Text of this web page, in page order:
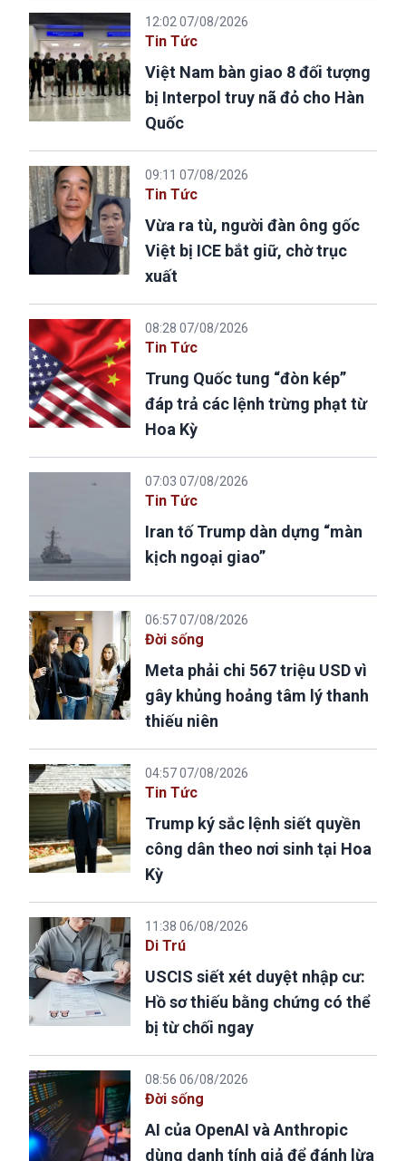
12:02 07/08/2026
Tin Tức
Việt Nam bàn giao 8 đối tượng
bị Interpol truy nã đỏ cho Hàn
Quốc
09:11 07/08/2026
Tin Tức
Vừa ra tù, người đàn ông gốc
Việt bị ICE bắt giữ, chờ trục
xuất
08:28 07/08/2026
Tin Tức
Trung Quốc tung “đòn kép”
đáp trả các lệnh trừng phạt từ
Hoa Kỳ
07:03 07/08/2026
Tin Tức
Iran tố Trump dàn dựng “màn
kịch ngoại giao”
06:57 07/08/2026
Đời sống
Meta phải chi 567 triệu USD vì
gây khủng hoảng tâm lý thanh
thiếu niên
04:57 07/08/2026
Tin Tức
Trump ký sắc lệnh siết quyền
công dân theo nơi sinh tại Hoa
Kỳ
11:38 06/08/2026
Di Trú
USCIS siết xét duyệt nhập cư:
Hồ sơ thiếu bằng chứng có thể
bị từ chối ngay
08:56 06/08/2026
Đời sống
AI của OpenAI và Anthropic
dùng danh tính giả để đánh lừa